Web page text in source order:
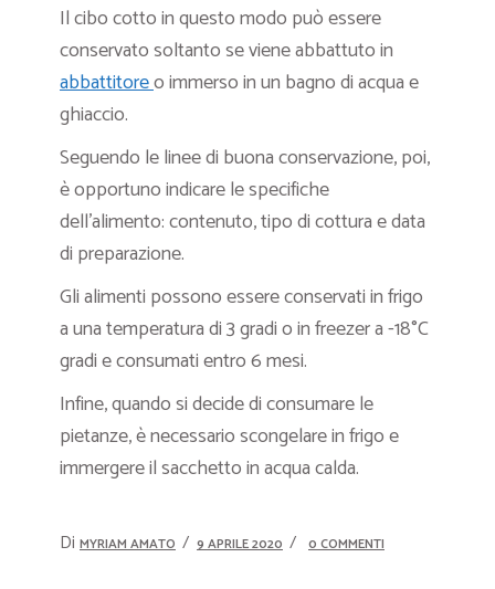
Il cibo cotto in questo modo può essere
conservato soltanto se viene abbattuto in
abbattitoreo immerso in un bagno di acqua e
ghiaccio.
Seguendo le linee di buona conservazione, poi,
è opportuno indicare le specifiche
dell’alimento: contenuto, tipo di cottura e data
di preparazione.
Gli alimenti possono essere conservati in frigo
a una temperatura di 3 gradi o in freezer a -18°C
gradi e consumati entro 6 mesi.
Infine, quando si decide di consumare le
pietanze, è necessario scongelare in frigo e
immergere il sacchetto in acqua calda.
Di MYRIAM AMATO 9 APRILE 2020 0 COMMENTI